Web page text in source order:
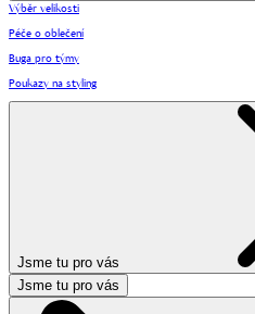
Výběr velikosti
Péče o oblečení
Buga pro týmy
Poukazy na styling
Jsme tu pro vás
Jsme tu pro vás